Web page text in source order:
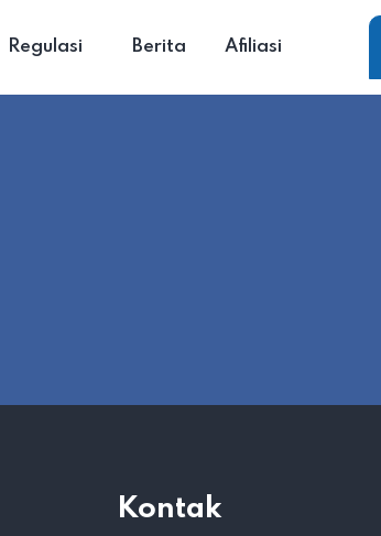
Regulasi Berita Afiliasi
Kontak